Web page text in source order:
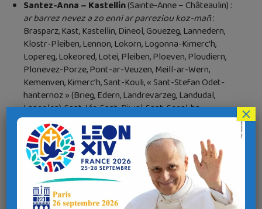
Santez-Anna – Kastellin(Sainte-Anne – Châteaulin) :
ar barrez nevez a zo enni ar parreziou koz-mañ:
Brasparz, Kast, Kastellin, Dineol, Gouezeg, Lannedern,
Klostr-Pleiben, Lennon, Lokorn, Logonna-Kimerc’h,
Lopereg, Lokeored, Lotei, Pleiben, Ploeven, Ploudiern,
Plonevez-Porze, Pont-ar-Veuzen, Meill-ar-Wern,
Kemenven, Kimerc’h, Sant-Kouli, « Sant-Stefan Odet-
hanternoz » (Brieg, Edern, Landrevarzeg, Landudal,
Langolen), Sant-Vig, Sant-Riwal, Sant-Segal, ha
Tregarvan.
Itron-Varia an Daouzeg Abostol – Konk-Kerne
(Notre-Dame des Douze Apôtres – Concarneau) :ar
barrez nevez a zo enni ar parreziou koz-mañ: Beuzeg-
Konk, Konk-Kerne, Eliant, Kernevel, Lanrieg, an Treiz,
Melven, Rosporden, Sant-Filber Tregon, Sant-Ivi, Tourc’h,
ha Tregon.
×